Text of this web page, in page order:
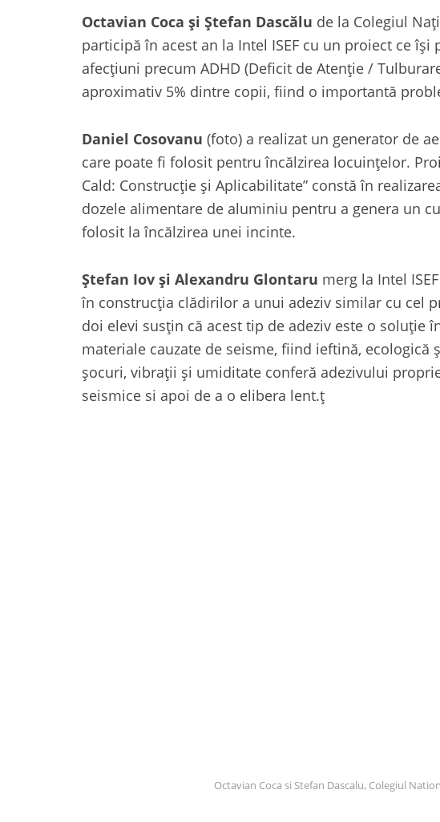
Octavian Coca și Ștefan Dascălu de la Colegiul
participă în acest an la Intel ISEF cu un proiect ce își
afecțiuni precum ADHD (Deficit de Atenție /
aproximativ 5% dintre copii, fiind o importantă
Daniel Cosovanu (foto) a realizat un generator de
care poate fi folosit pentru încălzirea locuințelor.
Cald: Construcție și Aplicabilitate” constă în
dozele alimentare de aluminiu pentru a genera un
folosit la încălzirea unei incinte.
Ștefan Iov și Alexandru Glontaru merg la Intel
în construcția clădirilor a unui adeziv similar cu cel
doi elevi susțin că acest tip de adeziv este o soluție
materiale cauzate de seisme, fiind ieftină, ecologică
șocuri, vibrații și umiditate conferă adezivului
seismice si apoi de a o elibera lent.ț
Octavian Coca si Stefan Dascalu, Colegiul